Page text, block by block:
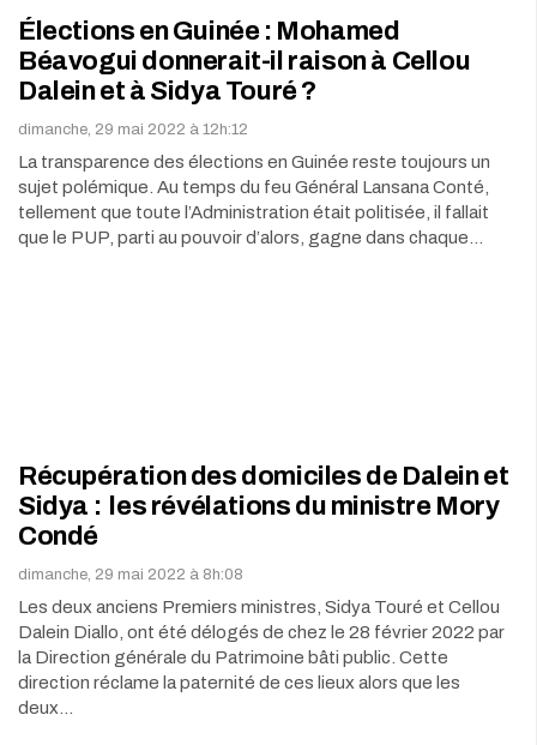
Élections en Guinée : Mohamed
Béavogui donnerait-il raison à Cellou
Dalein et à Sidya Touré ?
dimanche, 29 mai 2022 à 12h:12
La transparence des élections en Guinée reste toujours un
sujet polémique. Au temps du feu Général Lansana Conté,
tellement que toute l’Administration était politisée, il fallait
que le PUP, parti au pouvoir d’alors, gagne dans chaque…
Récupération des domiciles de Dalein et
Sidya : les révélations du ministre Mory
Condé
dimanche, 29 mai 2022 à 8h:08
Les deux anciens Premiers ministres, Sidya Touré et Cellou
Dalein Diallo, ont été délogés de chez le 28 février 2022 par
la Direction générale du Patrimoine bâti public. Cette
direction réclame la paternité de ces lieux alors que les
deux…